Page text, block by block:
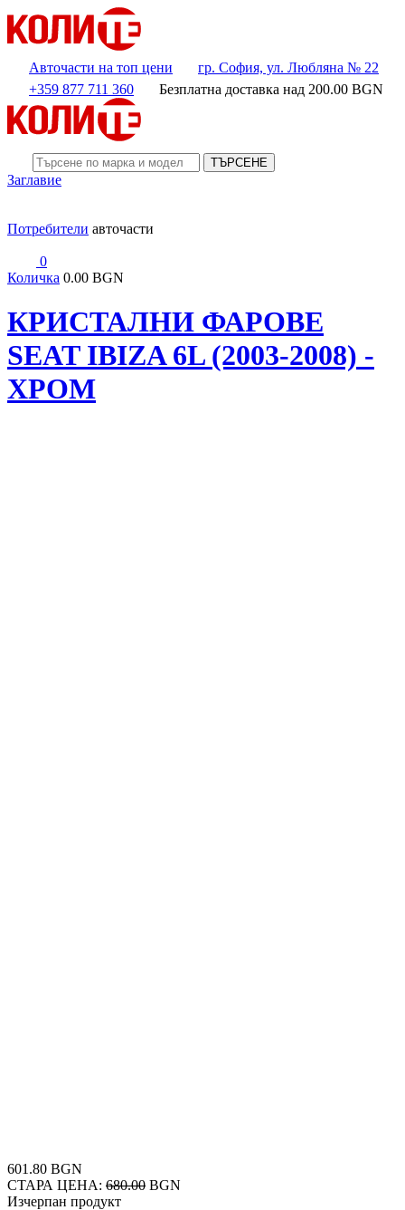
Авточасти на топ цени
гр. София, ул. Любляна № 22
+359 877 711 360
Безплатна доставка над 200.00 BGN
ТЪРСЕНЕ
Заглавие
Потребители авточасти
0
Количка 0.00 BGN
КРИСТАЛНИ ФАРОВЕ
SEAT IBIZA 6L (2003-2008) -
ХРОМ
601.80 BGN
СТАРА ЦЕНА: 680.00 BGN
Изчерпан продукт